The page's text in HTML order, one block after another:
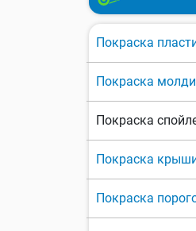
Покраска
Покраска
Покраска
Покраска
Покраска